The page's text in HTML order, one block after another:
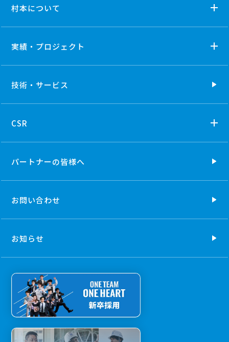
村本について
実績・プロジェクト
技術・ サービス
CSR
パートナーの皆様へ
お問い合わせ
お知らせ